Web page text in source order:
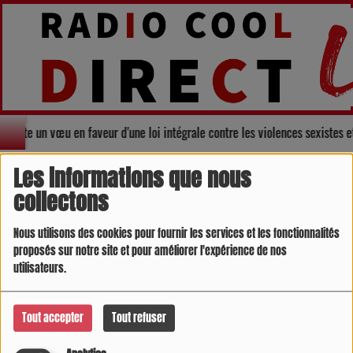
Les informations que nous
collectons
Nous utilisons des cookies pour fournir les services et les fonctionnalités
proposés sur notre site et pour améliorer l'expérience de nos
utilisateurs.
Tout accepter Tout refuser
un vœu en faveur d'une loi intégrale contre les violences sexistes
Direction